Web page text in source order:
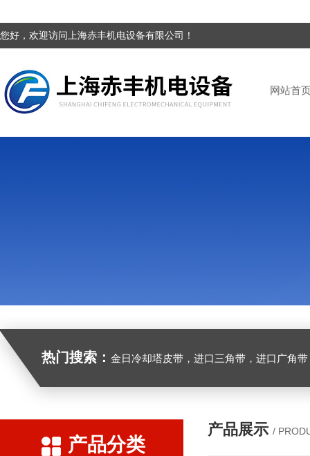
您好，欢迎访问上海赤丰机电设备有限公司！
网站首
热门搜索： 金日冷却塔皮带，进口三角带，进口广角带，进口同步带，进口空压机皮
产品分类
产品展示 /